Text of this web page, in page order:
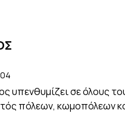
υπενθυμίζει σε όλους
πόλεων, κωμοπόλεων